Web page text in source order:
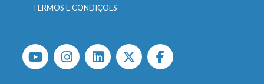
TERMOS E CONDIÇÕES